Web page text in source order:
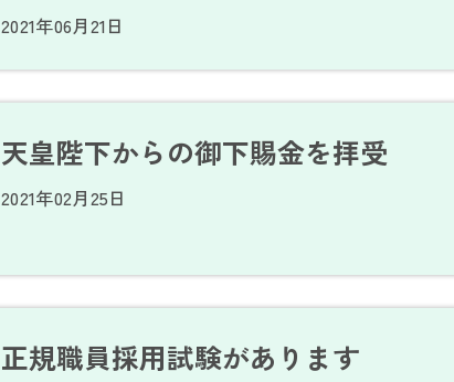
2021年06月21日
天皇陛下からの御下賜金を拝受
2021年02月25日
正規職員採用試験があります